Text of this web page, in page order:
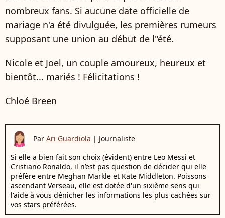
nombreux fans. Si aucune date officielle de
mariage n'a été divulguée, les premières rumeurs
supposant une union au début de l"été.
Nicole et Joel, un couple amoureux, heureux et
bientôt... mariés ! Félicitations !
Chloé Breen
Par Ari Guardiola | Journaliste
Si elle a bien fait son choix (évident) entre Leo Messi et
Cristiano Ronaldo, il n’est pas question de décider qui elle
préfère entre Meghan Markle et Kate Middleton. Poissons
ascendant Verseau, elle est dotée d'un sixième sens qui
l'aide à vous dénicher les informations les plus cachées sur
vos stars préférées.